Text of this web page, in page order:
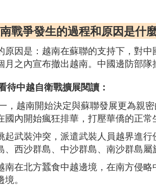
戰爭發生的過程和原因是什
原因是：越南在蘇聯的支持下，對
月之內宣布撤出越南。中國邊防部隊
待中越自衛戰擴展閱讀：
，越南開始決定與蘇聯發展更為親
國內開始瘋狂排華，打壓華僑的正常
起武裝沖突，派遣武裝人員越界進
、西沙群島、中沙群島、南沙群島
南在北方蠶食中越邊境，在南方侵
。